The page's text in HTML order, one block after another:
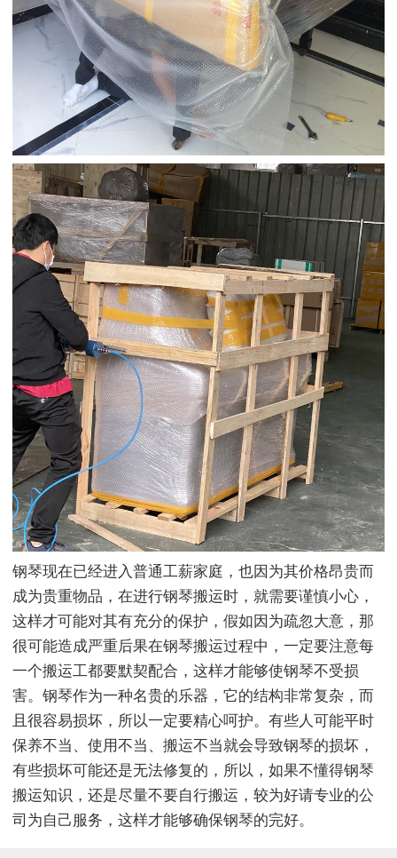
钢琴现在已经进入普通工薪家庭，也因为其价格昂贵而
成为贵重物品，在进行钢琴搬运时，就需要谨慎小心，
这样才可能对其有充分的保护，假如因为疏忽大意，那
很可能造成严重后果在钢琴搬运过程中，一定要注意每
一个搬运工都要默契配合，这样才能够使钢琴不受损
害。钢琴作为一种名贵的乐器，它的结构非常复杂，而
且很容易损坏，所以一定要精心呵护。有些人可能平时
保养不当、使用不当、搬运不当就会导致钢琴的损坏，
有些损坏可能还是无法修复的，所以，如果不懂得钢琴
搬运知识，还是尽量不要自行搬运，较为好请专业的公
司为自己服务，这样才能够确保钢琴的完好。